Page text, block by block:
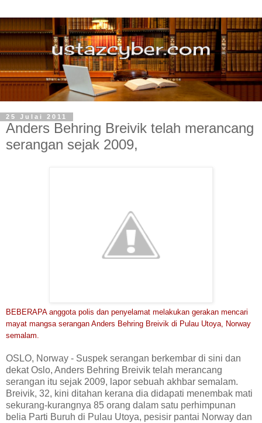
25 Julai 2011
Anders Behring Breivik telah merancang
serangan sejak 2009,
BEBERAPA anggota polis dan penyelamat melakukan gerakan mencari
mayat mangsa serangan Anders Behring Breivik di Pulau Utoya, Norway
semalam.
OSLO, Norway - Suspek serangan berkembar di sini dan
dekat Oslo, Anders Behring Breivik telah merancang
serangan itu sejak 2009, lapor sebuah akhbar semalam.
Breivik, 32, kini ditahan kerana dia didapati menembak mati
sekurang-kurangnya 85 orang dalam satu perhimpunan
belia Parti Buruh di Pulau Utoya, pesisir pantai Norway dan